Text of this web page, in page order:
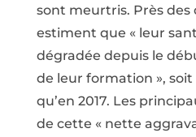
sont meurtris. Près des
estiment que « leur
dégradée depuis le
de leur formation »,
qu’en 2017. Les
de cette « nette